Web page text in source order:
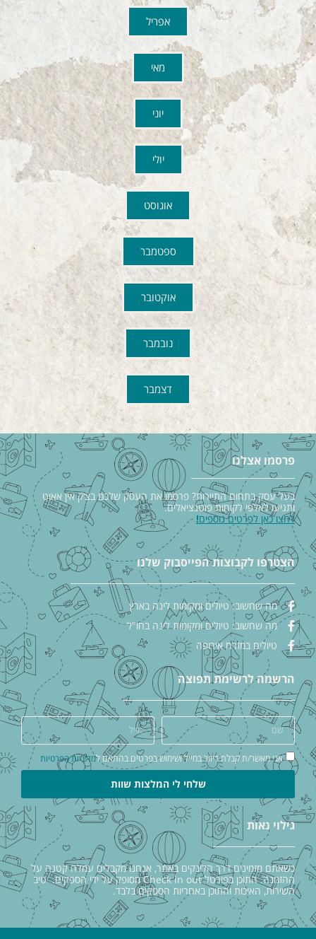
אפריל
מאי
יוני
יולי
אוגוסט
ספטמבר
אוקטובר
נובמבר
דצמבר
פרסמו אצלנו
בעל עסק בתחום התיירות? פרסמו את העסק שלכם בצ׳ק אין אאוט
ותגיעו לאלפי לקוחות פוטנציאלים.
לחצו כאן לפרטים נוספים!
הצטרפו לקבוצות הפייסבוק שלנו
מה שחשוב: טיולים ומקומות לינה בארץ
מה שחשוב: טיולים ומקומות לינה בחו"ל
טיולים במזרח אירופה
הרשמה לרשימת תפוצה
אני מאשר/ת קבלת דיוור במייל ושימוש בפרטים בהתאם למדיניות הפרטיות
שלחי לי המלצות שוות
גילוי נאות
כשאתם מזמינים דרך הלינקים באתר, אנחנו מקבלים עמלה קטנה על
ההזמנה. התוכן בפורטל Check in out מסופק על ידי הספקים. טיב
השירות, האיכות והתוכן באחריות הספקים בלבד.